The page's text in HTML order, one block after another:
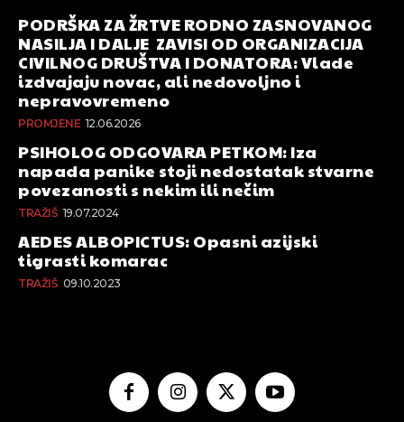
PODRŠKA ZA ŽRTVE RODNO ZASNOVANOG
NASILJA I DALJE ZAVISI OD ORGANIZACIJA
CIVILNOG DRUŠTVA I DONATORA: Vlade
izdvajaju novac, ali nedovoljno i
nepravovremeno
PROMJENE 12.06.2026
PSIHOLOG ODGOVARA PETKOM: Iza
napada panike stoji nedostatak stvarne
povezanosti s nekim ili nečim
TRAŽIŠ 19.07.2024
AEDES ALBOPICTUS: Opasni azijski
tigrasti komarac
TRAŽIŠ 09.10.2023